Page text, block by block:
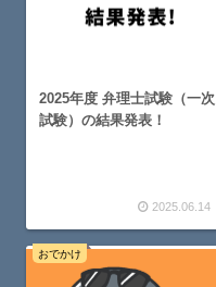
2025年度 弁理士試験（一次
試験）の結果発表！
2025.06.14
おでかけ